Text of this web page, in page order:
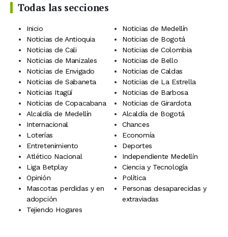
Todas las secciones
Inicio
Noticias de Medellín
Noticias de Antioquia
Noticias de Bogotá
Noticias de Cali
Noticias de Colombia
Noticias de Manizales
Noticias de Bello
Noticias de Envigado
Noticias de Caldas
Noticias de Sabaneta
Noticias de La Estrella
Noticias Itagüí
Noticias de Barbosa
Noticias de Copacabana
Noticias de Girardota
Alcaldía de Medellín
Alcaldía de Bogotá
Internacional
Chances
Loterías
Economía
Entretenimiento
Deportes
Atlético Nacional
Independiente Medellín
Liga Betplay
Ciencia y Tecnología
Opinión
Política
Mascotas perdidas y en
adopción
Personas desaparecidas y
extraviadas
Tejiendo Hogares